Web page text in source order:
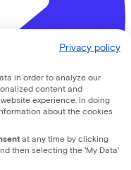
Privacy policy
in order to analyze our
content and
experience. In doing
about the cookies
at any time by clicking
then selecting the 'My Data'